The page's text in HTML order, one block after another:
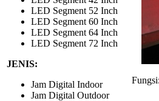
LED Segment 52 Inch
LED Segment 60 Inch
LED Segment 64 Inch
LED Segment 72 Inch
JENIS:
Jam Digital Indoor
Jam Digital Outdoor